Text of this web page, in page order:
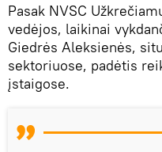
Pasak NVSC
vedėjos, laikinai
Giedrės Aleksienės,
sektoriuose, padėtis
įstaigose.